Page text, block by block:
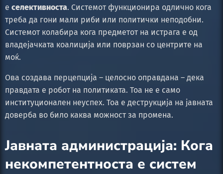
е селективноста. Системот функционира одлично кога
треба да гони мали риби или политички неподобни.
Системот колабира кога предметот на истрага е од
владејачката коалиција или поврзан со центрите на
моќ.
Ова создава перцепција – целосно оправдана – дека
правдата е робот на политиката. Тоа не е само
институционален неуспех. Тоа е деструкција на јавната
доверба во било каква можност за промена.
Јавната администрација: Кога
некомпетентноста е систем